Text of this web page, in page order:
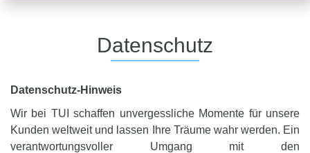
Datenschutz
Datenschutz-Hinweis
Wir bei TUI schaffen unvergessliche Momente für unsere
Kunden weltweit und lassen Ihre Träume wahr werden. Ein
verantwortungsvoller Umgang mit den